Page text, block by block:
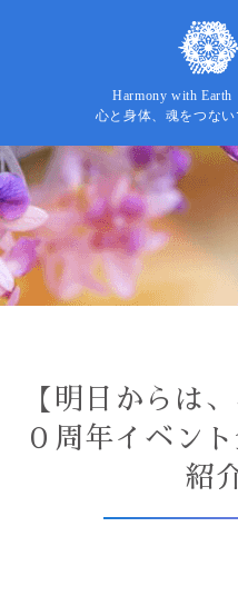
Harmony with Earth
心と身体、魂をつない
【明日からは
０周年イベン
紹